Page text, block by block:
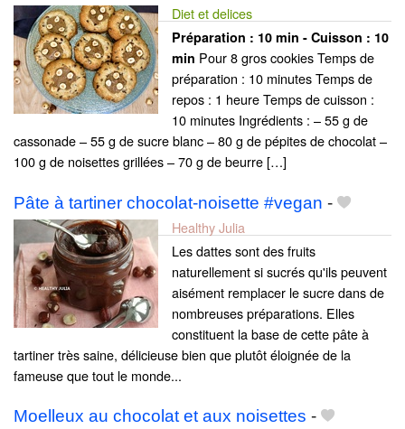
Diet et delices
Préparation : 10 min - Cuisson : 10
min Pour 8 gros cookies Temps de
préparation : 10 minutes Temps de
repos : 1 heure Temps de cuisson :
10 minutes Ingrédients : – 55 g de
cassonade – 55 g de sucre blanc – 80 g de pépites de chocolat –
100 g de noisettes grillées – 70 g de beurre […]
Pâte à tartiner chocolat-noisette #vegan -
Healthy Julia
Les dattes sont des fruits
naturellement si sucrés qu'ils peuvent
aisément remplacer le sucre dans de
nombreuses préparations. Elles
constituent la base de cette pâte à
tartiner très saine, délicieuse bien que plutôt éloignée de la
fameuse que tout le monde...
Moelleux au chocolat et aux noisettes -